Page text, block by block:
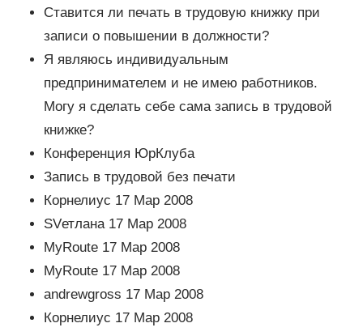
Ставится ли печать в трудовую книжку при
записи о повышении в должности?
Я являюсь индивидуальным
предпринимателем и не имею работников.
Могу я сделать себе сама запись в трудовой
книжке?
Конференция ЮрКлуба
Запись в трудовой без печати
Корнелиус 17 Мар 2008
SVетлана 17 Мар 2008
MyRoute 17 Мар 2008
MyRoute 17 Мар 2008
andrewgross 17 Мар 2008
Корнелиус 17 Мар 2008